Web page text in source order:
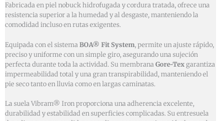
Fabricada en piel nobuck hidrofugada y cordura tratada, ofrece una
resistencia superior a la humedad y al desgaste, manteniendo la
comodidad incluso en rutas exigentes.
Equipada con el sistemaBOA® Fit System, permite un ajuste rápido,
preciso y uniforme con un simple giro, asegurando una sujeción
perfecta durante toda la actividad. Su membranaGore-Tex garantiza
impermeabilidad total y una gran transpirabilidad, manteniendo el
pie seco tanto en lluvia como en largas caminatas.
La suela Vibram® Iron proporciona una adherencia excelente,
durabilidad y estabilidad en superficies complicadas. Su entresuela